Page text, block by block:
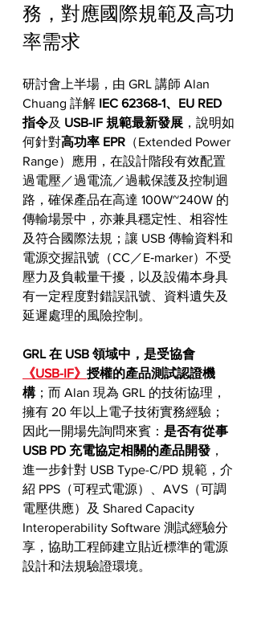
務，對應國際規範及高功
率需求
研討會上半場，由 GRL 講師 Alan
Chuang 詳解 IEC 62368-1、EU RED
指令及 USB-IF 規範最新發展 ，說明如
何針對高功率 EPR （Extended Power
Range）應用，在設計階段有效配置
過電壓／過電流／過載保護及控制迴
路，確保產品在高達 100W~240W 的
傳輸場景中，亦兼具穩定性、相容性
及符合國際法規；讓 USB 傳輸資料和
電源交握訊號（CC／E‑marker）不受
壓力及負載量干擾，以及設備本身具
有一定程度對錯誤訊號、資料遺失及
延遲處理的風險控制。
GRL 在 USB 領域中，是受協會
《USB-IF》 授權的產品測試認證機
構；而 Alan 現為 GRL 的技術協理，
擁有 20 年以上電子技術實務經驗；
因此一開場先詢問來賓： 是否有從事
USB PD 充電協定相關的產品開發 ，
進一步針對 USB Type-C/PD 規範，介
紹 PPS（可程式電源）、AVS（可調
電壓供應）及 Shared Capacity
Interoperability Software 測試經驗分
享，協助工程師建立貼近標準的電源
設計和法規驗證環境。